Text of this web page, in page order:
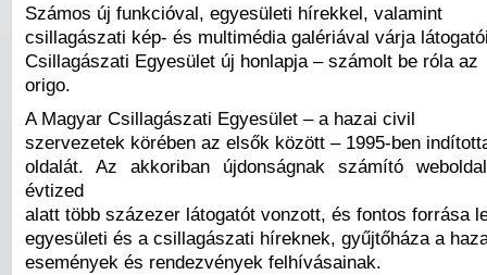
Számos új funkcióval, egyesületi hírekkel, valamint
csillagászati kép- és multimédia galériával várja
Csillagászati Egyesület új honlapja – számolt be róla az
origo.
A Magyar Csillagászati Egyesület – a hazai civil
szervezetek körében az elsők között – 1995-ben
oldalát. Az akkoriban újdonságnak számító
évtized
alatt több százezer látogatót vonzott, és fontos forrása
egyesületi és a csillagászati híreknek, gyűjtőháza a
események és rendezvények felhívásainak.